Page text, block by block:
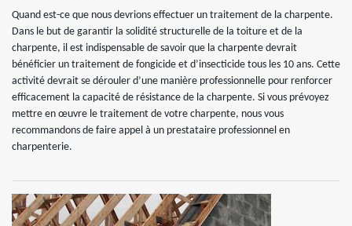
Quand est-ce que nous devrions effectuer un traitement de la charpente.
Dans le but de garantir la solidité structurelle de la toiture et de la
charpente, il est indispensable de savoir que la charpente devrait
bénéficier un traitement de fongicide et d’insecticide tous les 10 ans. Cette
activité devrait se dérouler d’une manière professionnelle pour renforcer
efficacement la capacité de résistance de la charpente. Si vous prévoyez
mettre en œuvre le traitement de votre charpente, nous vous
recommandons de faire appel à un prestataire professionnel en
charpenterie.